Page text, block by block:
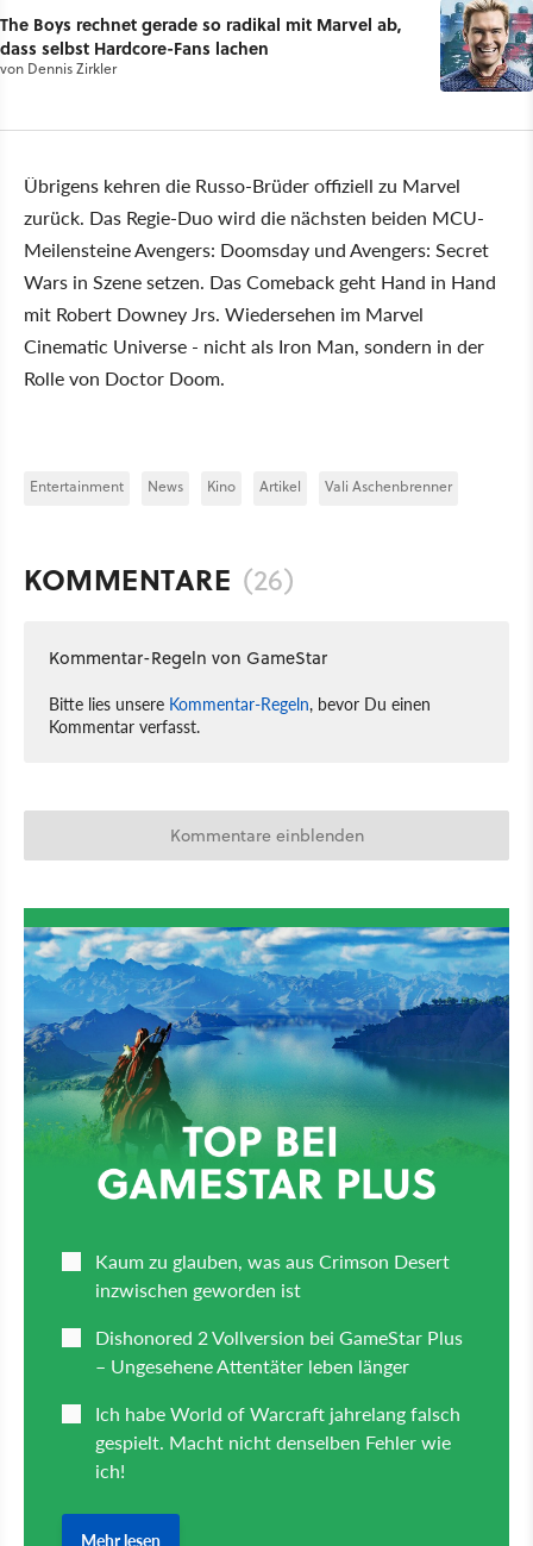
The Boys rechnet gerade so radikal mit Marvel ab,
dass selbst Hardcore-Fans lachen
von Dennis Zirkler
Übrigens kehren die Russo-Brüder offiziell zu Marvel
zurück. Das Regie-Duo wird die nächsten beiden MCU-
Meilensteine Avengers: Doomsday und Avengers: Secret
Wars in Szene setzen. Das Comeback geht Hand in Hand
mit Robert Downey Jrs. Wiedersehen im Marvel
Cinematic Universe - nicht als Iron Man, sondern in der
Rolle von Doctor Doom.
Entertainment News Kino Artikel Vali Aschenbrenner
KOMMENTARE (26)
Kommentar-Regeln von GameStar
Bitte lies unsere Kommentar-Regeln, bevor Du einen
Kommentar verfasst.
Kommentare einblenden